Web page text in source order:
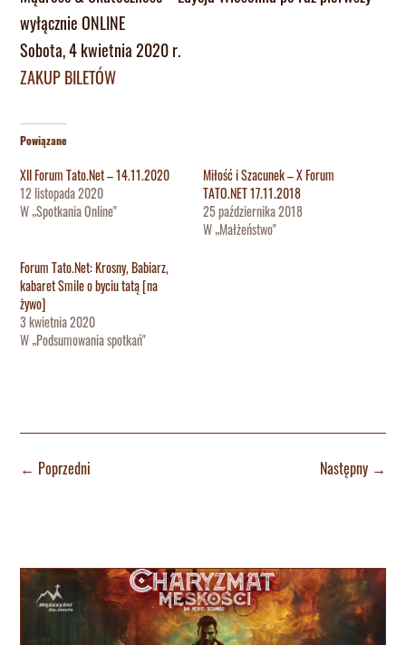
wyłącznie ONLINE
Sobota, 4 kwietnia 2020 r.
ZAKUP BILETÓW
Powiązane
XII Forum Tato.Net – 14.11.2020
12 listopada 2020
W „Spotkania Online"
Miłość i Szacunek – X Forum
TATO.NET 17.11.2018
25 października 2018
W „Małżeństwo"
Forum Tato.Net: Krosny, Babiarz,
kabaret Smile o byciu tatą [na
żywo]
3 kwietnia 2020
W „Podsumowania spotkań"
← Poprzedni Następny→